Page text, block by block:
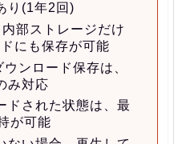
り(1年2回)
部ストレージだけ
にも保存が可能
ンロード保存は、
み対応
ドされた状態は、最
が可能